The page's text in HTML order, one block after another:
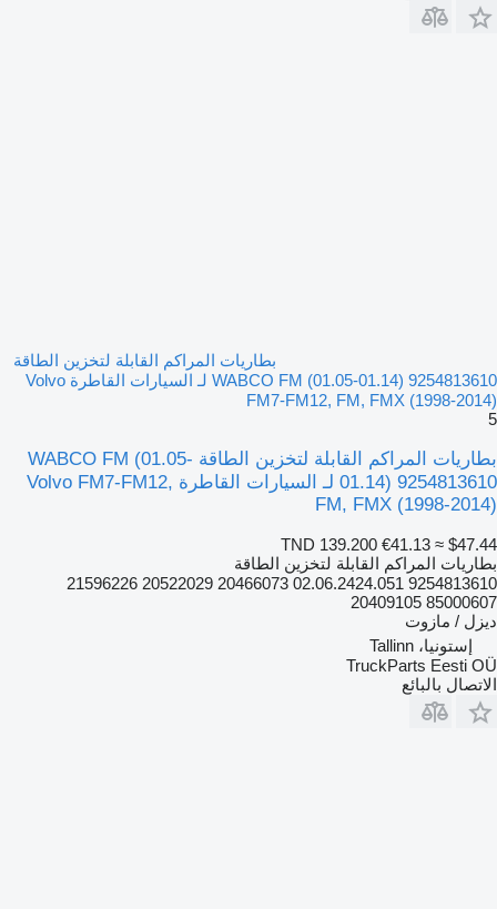
بطاريات المراكم القابلة لتخزين الطاقة
WABCO FM (01.05-01.14) 9254813610 لـ السيارات القاطرة Volvo
FM7-FM12, FM, FMX (1998-2014)
5
بطاريات المراكم القابلة لتخزين الطاقة WABCO FM (01.05-
01.14) 9254813610 لـ السيارات القاطرة Volvo FM7-FM12,
FM, FMX (1998-2014)
TND 139.200 €41.13 ≈ $47.44
بطاريات المراكم القابلة لتخزين الطاقة
9254813610 02.06.2424.051 20466073 20522029 21596226
85000607 20409105
ديزل / مازوت
إستونيا، Tallinn
TruckParts Eesti OÜ
الاتصال بالبائع